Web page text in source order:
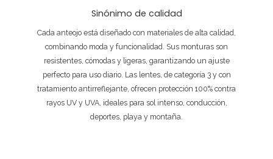
Sinónimo de calidad
Cada anteojo está diseñado con materiales de alta calidad,
combinando moda y funcionalidad. Sus monturas son
resistentes, cómodas y ligeras, garantizando un ajuste
perfecto para uso diario. Las lentes, de categoría 3 y con
tratamiento antirreflejante, ofrecen protección 100% contra
rayos UV y UVA, ideales para sol intenso, conducción,
deportes, playa y montaña.